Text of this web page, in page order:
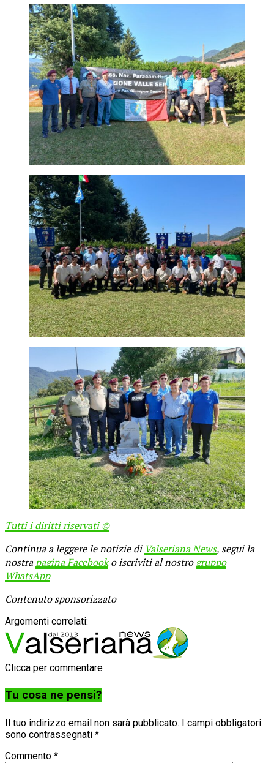
Tutti i diritti riservati ©
Continua a leggere le notizie di Valseriana News, segui la
nostrapagina Facebooko iscriviti al nostrogruppo
WhatsApp
Contenuto sponsorizzato
Argomenti correlati:
Clicca per commentare
Tu cosa ne pensi?
Il tuo indirizzo email non sarà pubblicato.
I campi obbligatori
sono contrassegnati *
Commento *